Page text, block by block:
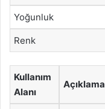
Yoğunluk
Renk
Kullanım
Alanı
Açıklama